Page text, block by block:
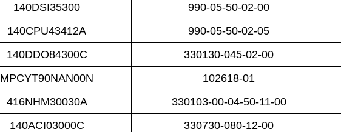
140DSI35300
990-05-50-02-00
140CPU43412A
990-05-50-02-05
140DDO84300C
330130-045-02-00
MPCYT90NAN00N
102618-01
416NHM30030A
330103-00-04-50-11-00
140ACI03000C
330730-080-12-00